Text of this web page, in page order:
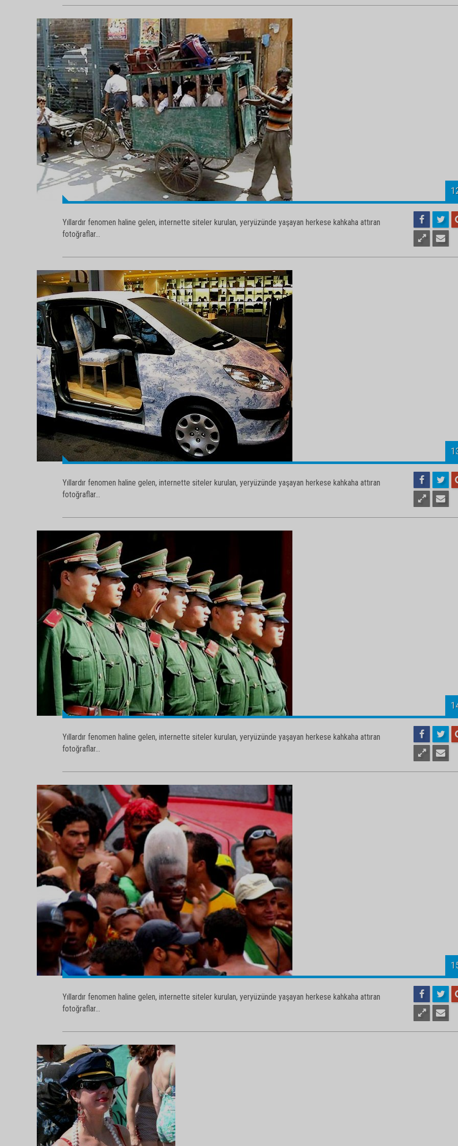
Yıllardır fenomen haline gelen, internette siteler kurulan, yeryüzünde yaşayan herkese kahkaha attıran
fotoğraflar...
Yıllardır fenomen haline gelen, internette siteler kurulan, yeryüzünde yaşayan herkese kahkaha attıran
fotoğraflar...
Yıllardır fenomen haline gelen, internette siteler kurulan, yeryüzünde yaşayan herkese kahkaha attıran
fotoğraflar...
Yıllardır fenomen haline gelen, internette siteler kurulan, yeryüzünde yaşayan herkese kahkaha attıran
fotoğraflar...
Yıllardır fenomen haline gelen, internette siteler kurulan, yeryüzünde yaşayan herkese kahkaha attıran
fotoğraflar...